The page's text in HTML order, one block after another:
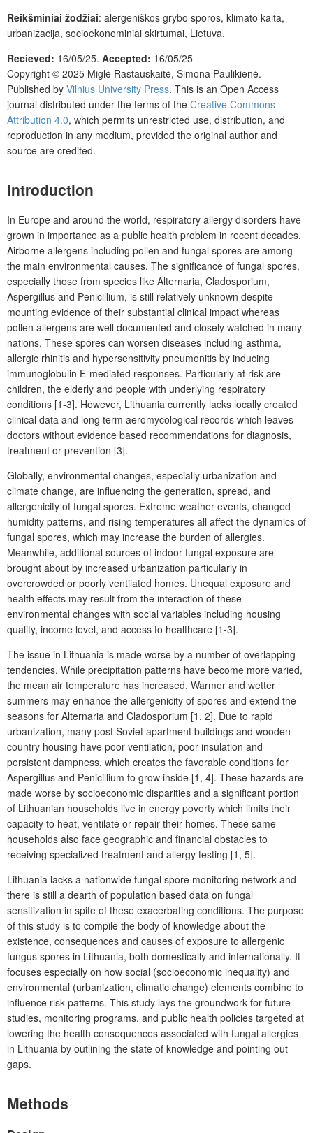
Reikšminiai žodžiai: alergeniškos grybo sporos, klimato kaita,
urbanizacija, socioekonominiai skirtumai, Lietuva.
Recieved: 16/05/25. Accepted: 16/05/25
Copyright © 2025 Miglė Rastauskaitė, Simona Paulikienė.
Published by Vilnius University Press. This is an Open Access
journal distributed under the terms of the Creative Commons
Attribution 4.0, which permits unrestricted use, distribution, and
reproduction in any medium, provided the original author and
source are credited.
Introduction
In Europe and around the world, respiratory allergy disorders have
grown in importance as a public health problem in recent decades.
Airborne allergens including pollen and fungal spores are among
the main environmental causes. The significance of fungal spores,
especially those from species like Alternaria, Cladosporium,
Aspergillus and Penicillium, is still relatively unknown despite
mounting evidence of their substantial clinical impact whereas
pollen allergens are well documented and closely watched in many
nations. These spores can worsen diseases including asthma,
allergic rhinitis and hypersensitivity pneumonitis by inducing
immunoglobulin E-mediated responses. Particularly at risk are
children, the elderly and people with underlying respiratory
conditions [1-3]. However, Lithuania currently lacks locally created
clinical data and long term aeromycological records which leaves
doctors without evidence based recommendations for diagnosis,
treatment or prevention [3].
Globally, environmental changes, especially urbanization and
climate change, are influencing the generation, spread, and
allergenicity of fungal spores. Extreme weather events, changed
humidity patterns, and rising temperatures all affect the dynamics of
fungal spores, which may increase the burden of allergies.
Meanwhile, additional sources of indoor fungal exposure are
brought about by increased urbanization particularly in
overcrowded or poorly ventilated homes. Unequal exposure and
health effects may result from the interaction of these
environmental changes with social variables including housing
quality, income level, and access to healthcare [1-3].
The issue in Lithuania is made worse by a number of overlapping
tendencies. While precipitation patterns have become more varied,
the mean air temperature has increased. Warmer and wetter
summers may enhance the allergenicity of spores and extend the
seasons for Alternaria and Cladosporium [1, 2]. Due to rapid
urbanization, many post Soviet apartment buildings and wooden
country housing have poor ventilation, poor insulation and
persistent dampness, which creates the favorable conditions for
Aspergillus and Penicillium to grow inside [1, 4]. These hazards are
made worse by socioeconomic disparities and a significant portion
of Lithuanian households live in energy poverty which limits their
capacity to heat, ventilate or repair their homes. These same
households also face geographic and financial obstacles to
receiving specialized treatment and allergy testing [1, 5].
Lithuania lacks a nationwide fungal spore monitoring network and
there is still a dearth of population based data on fungal
sensitization in spite of these exacerbating conditions. The purpose
of this study is to compile the body of knowledge about the
existence, consequences and causes of exposure to allergenic
fungus spores in Lithuania, both domestically and internationally. It
focuses especially on how social (socioeconomic inequality) and
environmental (urbanization, climatic change) elements combine to
influence risk patterns. This study lays the groundwork for future
studies, monitoring programs, and public health policies targeted at
lowering the health consequences associated with fungal allergies
in Lithuania by outlining the state of knowledge and pointing out
gaps.
Methods